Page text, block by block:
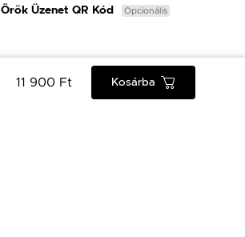
Örök Üzenet QR Kód Opcionális
11 900 Ft Kosárba